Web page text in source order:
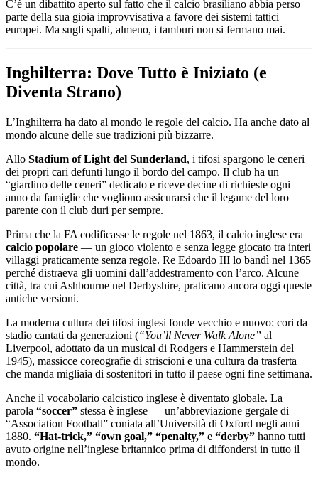
C’è un dibattito aperto sul fatto che il calcio brasiliano abbia perso
parte della sua gioia improvvisativa a favore dei sistemi tattici
europei. Ma sugli spalti, almeno, i tamburi non si fermano mai.
Inghilterra: Dove Tutto è Iniziato (e
Diventa Strano)
L’Inghilterra ha dato al mondo le regole del calcio. Ha anche dato al
mondo alcune delle sue tradizioni più bizzarre.
Allo Stadium of Light del Sunderland, i tifosi spargono le ceneri
dei propri cari defunti lungo il bordo del campo. Il club ha un
“giardino delle ceneri” dedicato e riceve decine di richieste ogni
anno da famiglie che vogliono assicurarsi che il legame del loro
parente con il club duri per sempre.
Prima che la FA codificasse le regole nel 1863, il calcio inglese era
calcio popolare — un gioco violento e senza legge giocato tra interi
villaggi praticamente senza regole. Re Edoardo III lo bandì nel 1365
perché distraeva gli uomini dall’addestramento con l’arco. Alcune
città, tra cui Ashbourne nel Derbyshire, praticano ancora oggi queste
antiche versioni.
La moderna cultura dei tifosi inglesi fonde vecchio e nuovo: cori da
stadio cantati da generazioni (“You’ll Never Walk Alone” al
Liverpool, adottato da un musical di Rodgers e Hammerstein del
1945), massicce coreografie di striscioni e una cultura da trasferta
che manda migliaia di sostenitori in tutto il paese ogni fine settimana.
Anche il vocabolario calcistico inglese è diventato globale. La
parola “soccer” stessa è inglese — un’abbreviazione gergale di
“Association Football” coniata all’Università di Oxford negli anni
1880. “Hat-trick,” “own goal,” “penalty,” e “derby” hanno tutti
avuto origine nell’inglese britannico prima di diffondersi in tutto il
mondo.